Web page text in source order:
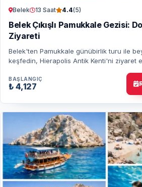
Belek 13 Saat 4.4(5)
Belek Çıkışlı Pamukkale Gezisi:
Ziyareti
Belek'ten Pamukkale günübirlik turu ile
keşfedin, Hierapolis Antik Kenti'ni ziyaret
BAŞLANGIÇ
₺ 4,127